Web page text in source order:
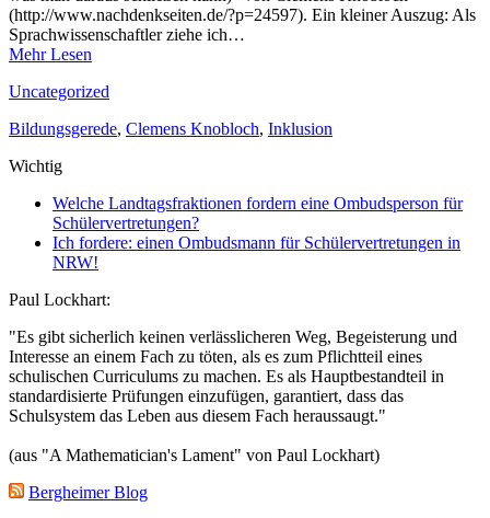
(http://www.nachdenkseiten.de/?p=24597). Ein kleiner Auszug: Als
Sprachwissenschaftler ziehe ich…
Mehr Lesen
Uncategorized
Bildungsgerede, Clemens Knobloch, Inklusion
Wichtig
Welche Landtagsfraktionen fordern eine Ombudsperson für
Schülervertretungen?
Ich fordere: einen Ombudsmann für Schülervertretungen in
NRW!
Paul Lockhart:
"Es gibt sicherlich keinen verlässlicheren Weg, Begeisterung und
Interesse an einem Fach zu töten, als es zum Pflichtteil eines
schulischen Curriculums zu machen. Es als Hauptbestandteil in
standardisierte Prüfungen einzufügen, garantiert, dass das
Schulsystem das Leben aus diesem Fach heraussaugt."
(aus "A Mathematician's Lament" von Paul Lockhart)
Bergheimer Blog